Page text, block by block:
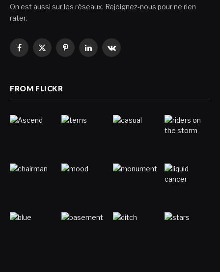
On est aussi sur les réseaux. Rejoignez-nous pour ne rien
rater.
Facebook
X
PinterestLinkedInVKontakte
FROM FLICKR